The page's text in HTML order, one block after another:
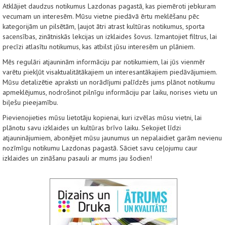
Atklājiet daudzus notikumus Lazdonas pagastā, kas piemēroti jebkuram
vecumam un interesēm. Mūsu vietne piedāvā ērtu meklēšanu pēc
kategorijām un pilsētām, ļaujot ātri atrast kultūras notikumus, sporta
sacensības, zinātniskās lekcijas un izklaides šovus. Izmantojiet filtrus, lai
precīzi atlasītu notikumus, kas atbilst jūsu interesēm un plāniem.
Mēs regulāri atjauninām informāciju par notikumiem, lai jūs vienmēr
varētu piekļūt visaktualitātākajiem un interesantākajiem piedāvājumiem.
Mūsu detalizētie apraksti un norādījumi palīdzēs jums plānot notikumu
apmeklējumus, nodrošinot pilnīgu informāciju par laiku, norises vietu un
biļešu pieejamību.
Pievienojieties mūsu lietotāju kopienai, kuri izvēlas mūsu vietni, lai
plānotu savu izklaides un kultūras brīvo laiku. Sekojiet līdzi
atjauninājumiem, abonējiet mūsu jaunumus un nepalaidiet garām nevienu
nozīmīgu notikumu Lazdonas pagastā. Sāciet savu ceļojumu caur
izklaides un zināšanu pasauli ar mums jau šodien!